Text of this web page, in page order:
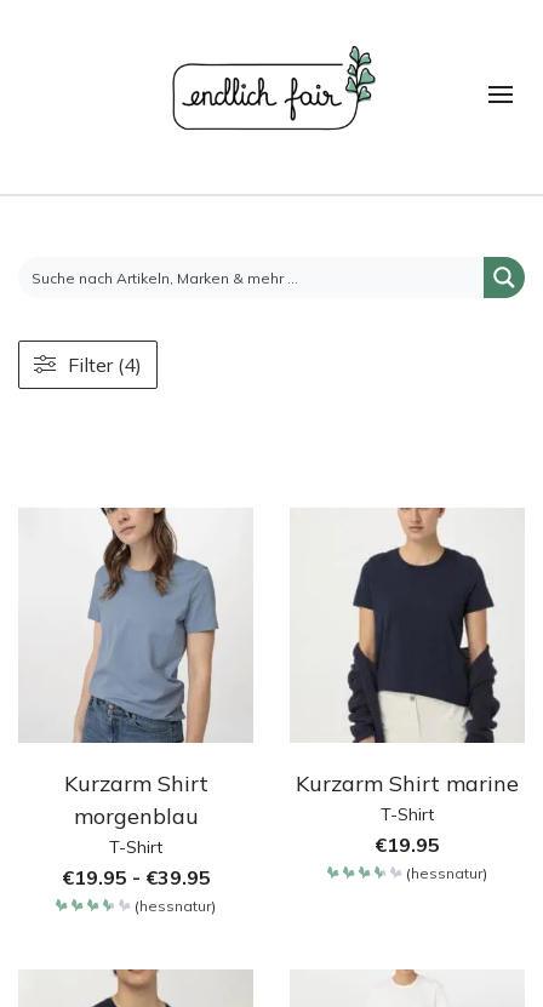
Kurzarm Shirt
morgenblau
T-Shirt
€19.95 - €39.95
(hessnatur)
Kurzarm Shirt marine
T-Shirt
€19.95
(hessnatur)
Filter (4)